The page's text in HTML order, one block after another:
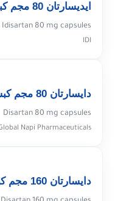
ايديسارتان 80 مجم كبسولات
Idisartan 80 mg capsules
IDI
دايسارتان 80 مجم كبسولات
Disartan 80 mg capsules
Napi Pharmaceuticals
دايسارتان 160 مجم كبسولات